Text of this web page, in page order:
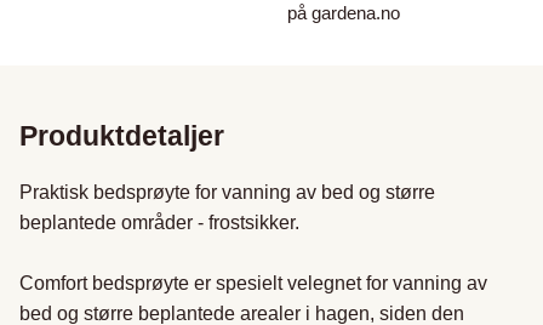
på gardena.no
Produktdetaljer
Praktisk bedsprøyte for vanning av bed og større
beplantede områder - frostsikker.
Comfort bedsprøyte er spesielt velegnet for vanning av
bed og større beplantede arealer i hagen, siden den